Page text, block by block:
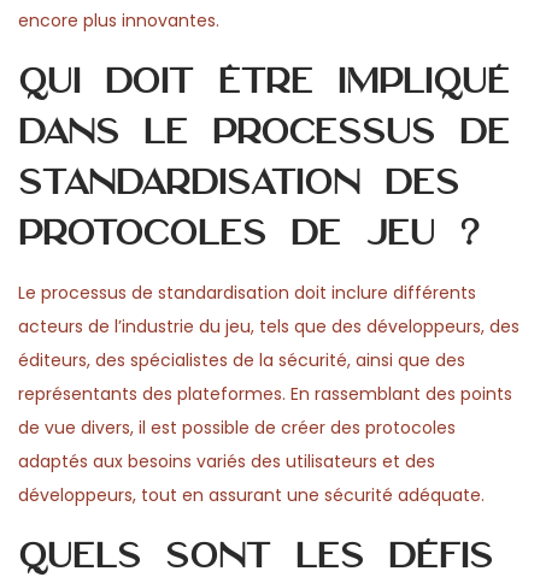
encore plus innovantes.
Qui doit être impliqué
dans le processus de
standardisation des
protocoles de jeu ?
Le processus de standardisation doit inclure différents
acteurs de l’industrie du jeu, tels que des développeurs, des
éditeurs, des spécialistes de la sécurité, ainsi que des
représentants des plateformes. En rassemblant des points
de vue divers, il est possible de créer des protocoles
adaptés aux besoins variés des utilisateurs et des
développeurs, tout en assurant une sécurité adéquate.
Quels sont les défis